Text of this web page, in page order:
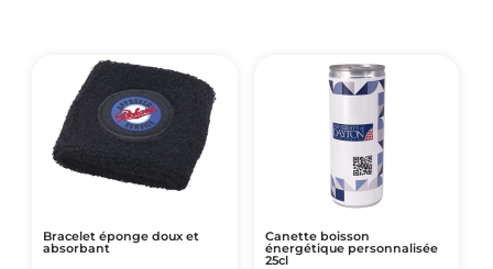
Bracelet éponge doux et
absorbant
Canette boisson
énergétique personnalisée
25cl